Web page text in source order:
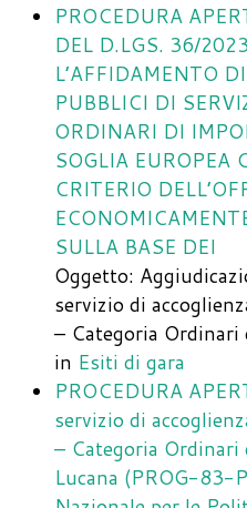
PROCEDURA
DEL D.LGS. 36/
L’AFFIDAMENTO
PUBBLICI DI
ORDINARI DI
SOGLIA EUROPEA
CRITERIO
SULLA BASE DEI
Oggetto:
servizio di
– Categoria
in Esiti di gara
PROCEDURA
servizio di
– Categoria Ordinari
Lucana (PROG-83-